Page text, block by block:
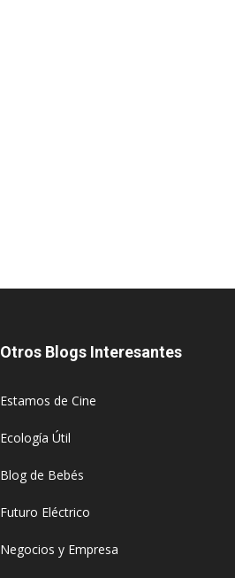
Otros Blogs Interesantes
Estamos de Cine
Ecología Útil
Blog de Bebés
Futuro Eléctrico
Negocios y Empresa